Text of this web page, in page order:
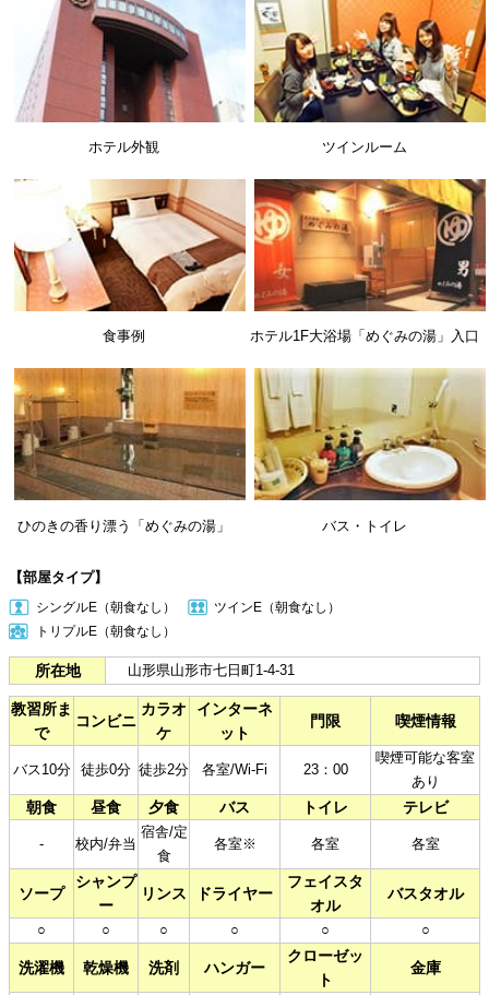
ホテル外観 ツインルーム
食事例 ホテル1F大浴場「めぐみの湯」入口
ひのきの香り漂う「めぐみの湯」 バス・トイレ
【部屋タイプ】
シングルE（朝食なし）
ツインE（朝食なし）
トリプルE（朝食なし）
所在地 山形県山形市七日町1-4-31
教習所ま
で
コンビニ
カラオ
ケ
インターネ
ット
門限 喫煙情報
バス10分 徒歩0分 徒歩2分 各室/Wi-Fi 23：00
喫煙可能な客室
あり
朝食 昼食 夕食 バス トイレ テレビ
- 校内/弁当
宿舎/定
食
各室※ 各室 各室
ソープ
シャンプ
ー
リンス ドライヤー
フェイスタ
オル
バスタオル
○ ○ ○ ○ ○ ○
洗濯機 乾燥機 洗剤 ハンガー
クローゼッ
ト
金庫